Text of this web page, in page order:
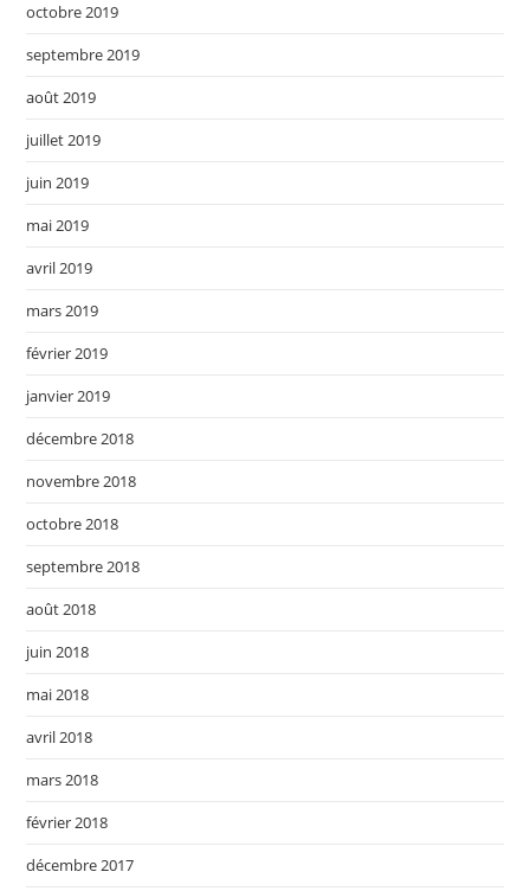
octobre 2019
septembre 2019
août 2019
juillet 2019
juin 2019
mai 2019
avril 2019
mars 2019
février 2019
janvier 2019
décembre 2018
novembre 2018
octobre 2018
septembre 2018
août 2018
juin 2018
mai 2018
avril 2018
mars 2018
février 2018
décembre 2017